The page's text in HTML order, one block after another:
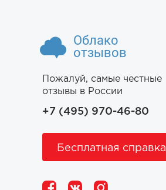
Облако
отзывов
Пожалуй, самые честные
отзывы в России
+7 (495) 970-46-80
Бесплатная справка